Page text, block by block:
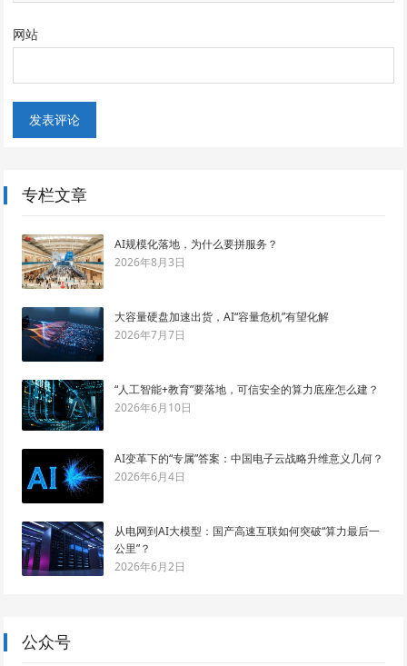
网站
专栏文章
AI规模化落地，为什么要拼服务？
2026年8月3日
大容量硬盘加速出货，AI“容量危机”有望化解
2026年7月7日
“人工智能+教育”要落地，可信安全的算力底座怎么建？
2026年6月10日
AI变革下的“专属”答案：中国电子云战略升维意义几何？
2026年6月4日
从电网到AI大模型：国产高速互联如何突破“算力最后一
公里”？
2026年6月2日
公众号